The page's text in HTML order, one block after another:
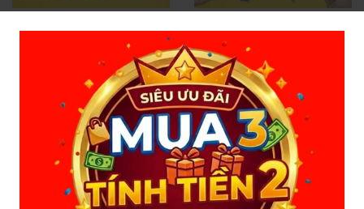
Tăng sinh lý Nam Dụng cụ sounding
Hàng thanh lý xả kho giá
rẻ
SALE SIÊU RẺ - RẺ VÔ
ĐỊCH